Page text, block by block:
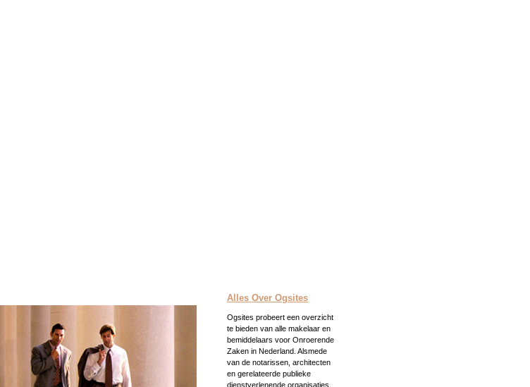
Alles Over Ogsites
Ogsites probeert een overzicht
te bieden van alle makelaar en
bemiddelaars voor Onroerende
Zaken in Nederland. Alsmede
van de notarissen, architecten
en gerelateerde publieke
dienstverlenende organisaties.